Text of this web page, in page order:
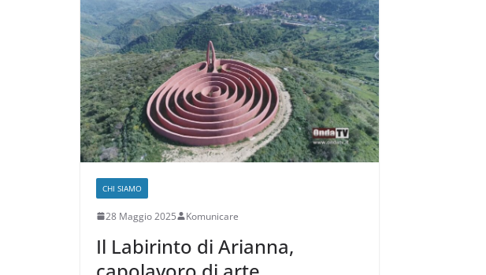
CHI SIAMO
28 Maggio 2025 Komunicare
Il Labirinto di Arianna,